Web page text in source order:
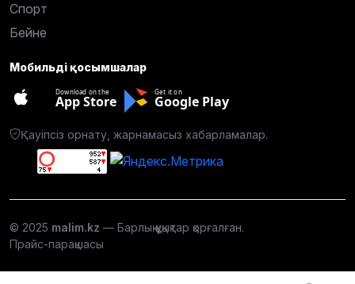
Спорт
Бейне
Мобильді қосымшалар
Download on the
App Store
Get it on
Google Play
Қауіпсіз орнату, жарнамасыз хабарламалар.
© 2025 malim.kz — Барлық құқықтар қорғалған.
Прайс-парақшасы